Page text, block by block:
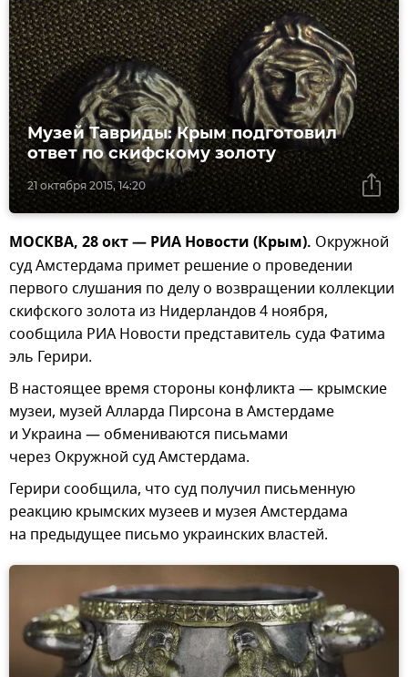
21 октября 2015, 14:20
Музей Тавриды: Крым подготовил
ответ по скифскому золоту
МОСКВА, 28 окт — РИА Новости (Крым). Окружной
суд Амстердама примет решение о проведении
первого слушания по делу о возвращении коллекции
скифского золота из Нидерландов 4 ноября,
сообщила РИА Новости представитель суда Фатима
эль Герири.
В настоящее время стороны конфликта — крымские
музеи, музей Алларда Пирсона в Амстердаме
и Украина — обмениваются письмами
через Окружной суд Амстердама.
Герири сообщила, что суд получил письменную
реакцию крымских музеев и музея Амстердама
на предыдущее письмо украинских властей.